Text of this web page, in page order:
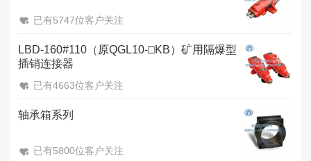
已有5747位客户关注
LBD-160#110（原QGL10-□KB）矿用隔爆型
插销连接器
已有4663位客户关注
轴承箱系列
已有5800位客户关注